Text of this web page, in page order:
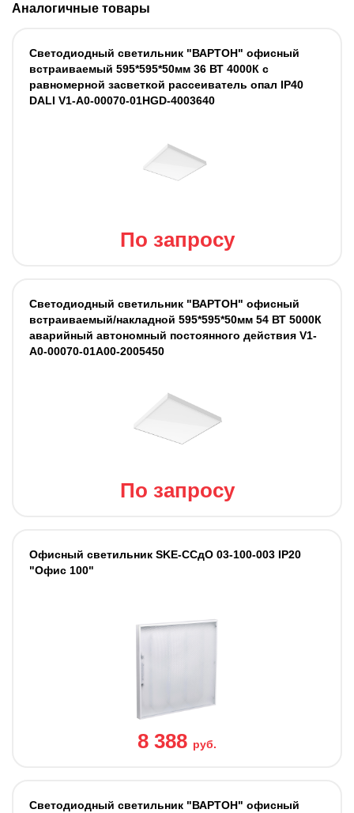
Аналогичные товары
Светодиодный светильник "ВАРТОН" офисный
встраиваемый 595*595*50мм 36 ВТ 4000К с
равномерной засветкой рассеиватель опал IP40
DALI V1-A0-00070-01HGD-4003640
По запросу
Светодиодный светильник "ВАРТОН" офисный
встраиваемый/накладной 595*595*50мм 54 ВТ 5000К
аварийный автономный постоянного действия V1-
A0-00070-01A00-2005450
По запросу
Офисный светильник SKE-ССдО 03-100-003 IP20
"Офис 100"
8 388 руб.
Светодиодный светильник "ВАРТОН" офисный